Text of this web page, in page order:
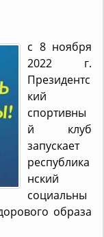
с 8 ноября
2022 г.
Президентс
кий
спортивны
й клуб
запускает
республика
нский
социальны
образа